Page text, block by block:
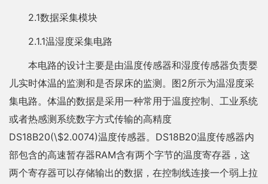
2.1数据采集模块
2.1.1温湿度采集电路
本电路的设计主要是由温度传感器和湿度传感器负责婴
儿实时体温的监测和是否尿床的监测。图2所示为温湿度采
集电路。体温的数据是采用一种常用于温度控制、工业系统
或者热感测系统数字方式传输的高精度
DS18B20(\$2.0074)温度传感器。DS18B20温度传感器内
部包含的高速暂存器RAM含有两个字节的温度寄存器，这
两个寄存器可以存储输出的数据，在控制线连接一个弱上拉